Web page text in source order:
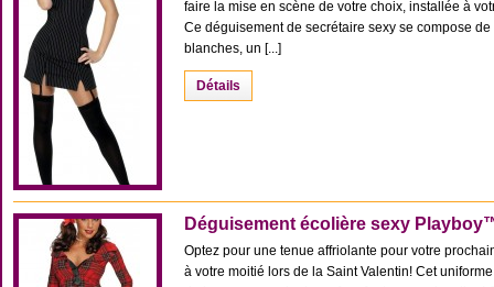
faire la mise en scène de votre choix, installée à
Ce déguisement de secrétaire sexy se compose
blanches, un [...]
Détails
Déguisement écolière sexy
Optez pour une tenue affriolante pour votre
à votre moitié lors de la Saint Valentin! Cet